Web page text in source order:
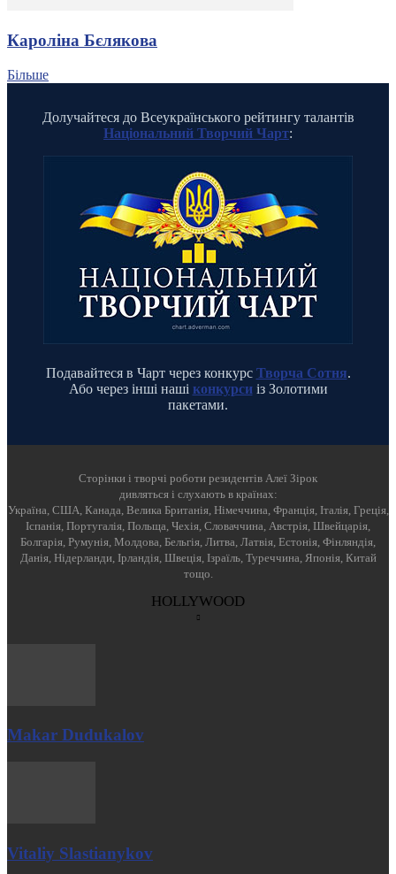
Кароліна Бєлякова
Більше
Долучайтеся до Всеукраїнського рейтингу талантів
Національний Творчий Чарт:
Подавайтеся в Чарт через конкурс Творча Сотня.
Або через інші наші конкурсиіз Золотими
пакетами.
Cторінки і творчі роботи резидентів Алеї Зірок
дивляться і слухають в країнах:
Україна, США, Канада, Велика Британія, Німеччина, Франція, Італія, Греція,
Іспанія, Португалія, Польща, Чехія, Словаччина, Австрія, Швейцарія,
Болгарія, Румунія, Молдова, Бельгія, Литва, Латвія, Естонія, Фінляндія,
Данія, Нідерланди, Ірландія, Швеція, Ізраїль, Туреччина, Японія, Китай
тощо.
HOLLYWOOD
Makar Dudukalov
Vitaliy Slastianykov